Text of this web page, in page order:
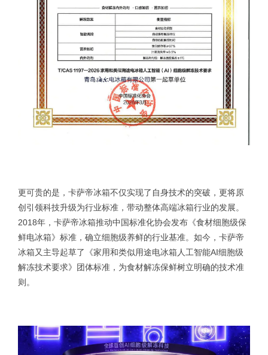
更可贵的是，卡萨帝冰箱不仅实现了自身技术的突破，更将原
创引领科技升级为行业标准，带动整体高端冰箱行业的发展。
2018年，卡萨帝冰箱推动中国标准化协会发布《食材细胞级保
鲜电冰箱》标准，确立细胞级养鲜的行业基准。如今，卡萨帝
冰箱又主导起草了《家用和类似用途电冰箱人工智能AI细胞级
解冻技术要求》团体标准，为食材解冻保鲜树立明确的技术准
则。